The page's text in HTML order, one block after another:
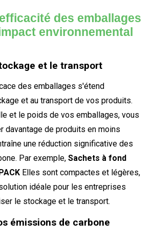
des emballages
environnemental
et le transport
des emballages s'étend
et au transport de vos produits.
et le poids de vos emballages, vous
davantage de produits en moins
une réduction significative des
Par exemple, Sachets à fond
Elles sont compactes et légères,
idéale pour les entreprises
le stockage et le transport.
émissions de carbone